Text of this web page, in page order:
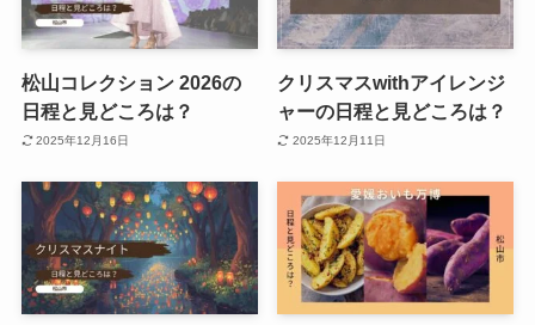
松山コレクション 2026の
日程と見どころは？
2025年12月16日
クリスマスwithアイレンジ
ャーの日程と見どころは？
2025年12月11日